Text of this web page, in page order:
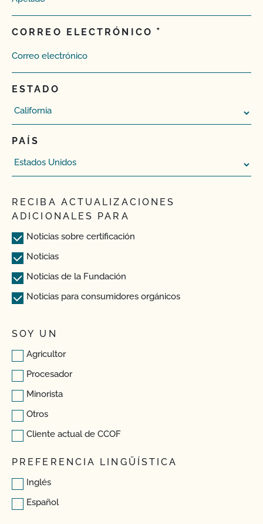
CORREO ELECTRÓNICO
ESTADO
PAÍS
RECIBA ACTUALIZACIONES
ADICIONALES PARA
Noticias sobre certificación
Noticias
Noticias de la Fundación
Noticias para consumidores orgánicos
SOY UN
Agricultor
Procesador
Minorista
Otros
Cliente actual de CCOF
PREFERENCIA LINGÜÍSTICA
Inglés
Español